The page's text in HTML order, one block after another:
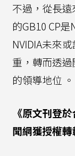
不過，從長遠
的GB10 CP是
NVIDIA未來
重，轉而透
的領導地位 。
《原文刊登
聞網獲授權轉